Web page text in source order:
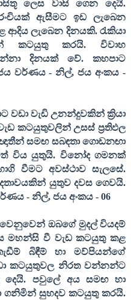
ලෙස වාසි ගෙන දෙයි.
ඇසීමට ඉඩ ලැබෙන
ලැබෙන දිනයකි. රැකියා
කටයුතු කරයි. විවාහ
දිනයක් වේ. කහපාට
වර්ණය - නිල්,ජය අංකය -
වඩා වැඩි උනන්දුවකින් ක්‍රියා
කටයුතුවලින් උසස් ප්‍රතිඵල
සමඟ සබඳතා ගොඩනඟා
විය යුතුයි. විනෝද ගමනක්
වීමට අවස්ථාව සැලසේ.
යුතුව දවස ගෙවයි.
- නිල්, ජය අංකය - 06
ඔබගේ මුදල් වියදම්
මහන්සි වී වැඩ කටයුතු කළ
බිඳීම් හා මව්පියන්ගේ
කටයුතුවල නිරත වන්නන්ට
පවුලේ අය සමඟ හා
ගනිමින් සුහදව කටයුතු කරයි.